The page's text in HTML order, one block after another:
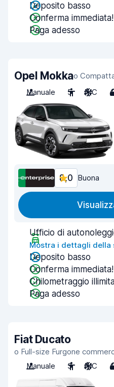
Deposito basso
Conferma immediata!
Paga adesso
Opel Mokkao
Manuale
5 A/C 4
8,0 Buona
Ufficio di
Mostra i dettagli della
Deposito basso
Conferma immediata!
Chilometraggio
Paga adesso
Fiat Ducato
o Full-size Furgone
Manuale
3 A/C 4